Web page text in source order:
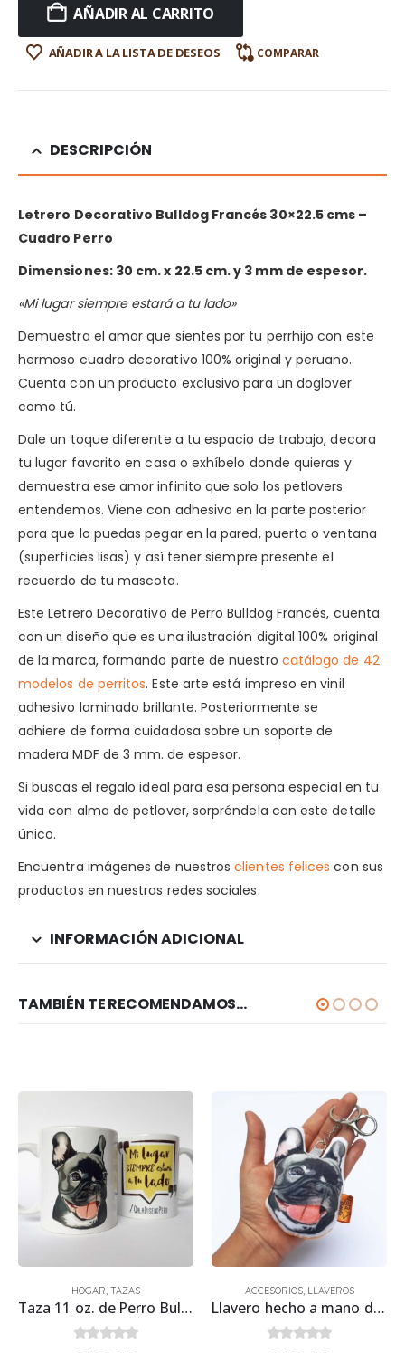
AÑADIR AL CARRITO
AÑADIR A LA LISTA DE DESEOS COMPARAR
DESCRIPCIÓN
Letrero Decorativo Bulldog Francés 30×22.5 cms –
Cuadro Perro
Dimensiones: 30 cm. x 22.5 cm. y 3 mm de espesor.
«Mi lugar siempre estará a tu lado»
Demuestra el amor que sientes por tu perrhijo con este
hermoso cuadro decorativo 100% original y peruano.
Cuenta con un producto exclusivo para un doglover
como tú.
Dale un toque diferente a tu espacio de trabajo, decora
tu lugar favorito en casa o exhíbelo donde quieras y
demuestra ese amor infinito que solo los petlovers
entendemos. Viene con adhesivo en la parte posterior
para que lo puedas pegar en la pared, puerta o ventana
(superficies lisas) y así tener siempre presente el
recuerdo de tu mascota.
Este Letrero Decorativo de Perro Bulldog Francés, cuenta
con un diseño que es una ilustración digital 100% original
de la marca, formando parte de nuestro catálogo de 42
modelos de perritos. Este arte está impreso en vinil
adhesivo laminado brillante. Posteriormente se
adhiere de forma cuidadosa sobre un soporte de
madera MDF de 3 mm. de espesor.
Si buscas el regalo ideal para esa persona especial en tu
vida con alma de petlover, sorpréndela con este detalle
único.
Encuentra imágenes de nuestrosclientes felices con sus
productos en nuestras redes sociales.
INFORMACIÓN ADICIONAL
TAMBIÉN TE RECOMENDAMOS…
HOGAR, TAZAS
Taza 11 oz. de Perro Bulldog Francés
ACCESORIOS, LLAVEROS
Llavero hecho a mano de Perro Bulldog Francés